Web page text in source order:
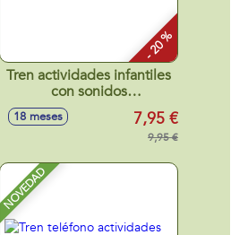
- 20 %
Tren actividades infantiles
con sonidos
16'5x8'5x11cm - Modelos
surtidos
18 meses 7,95 €
9,95 €
NOVEDAD